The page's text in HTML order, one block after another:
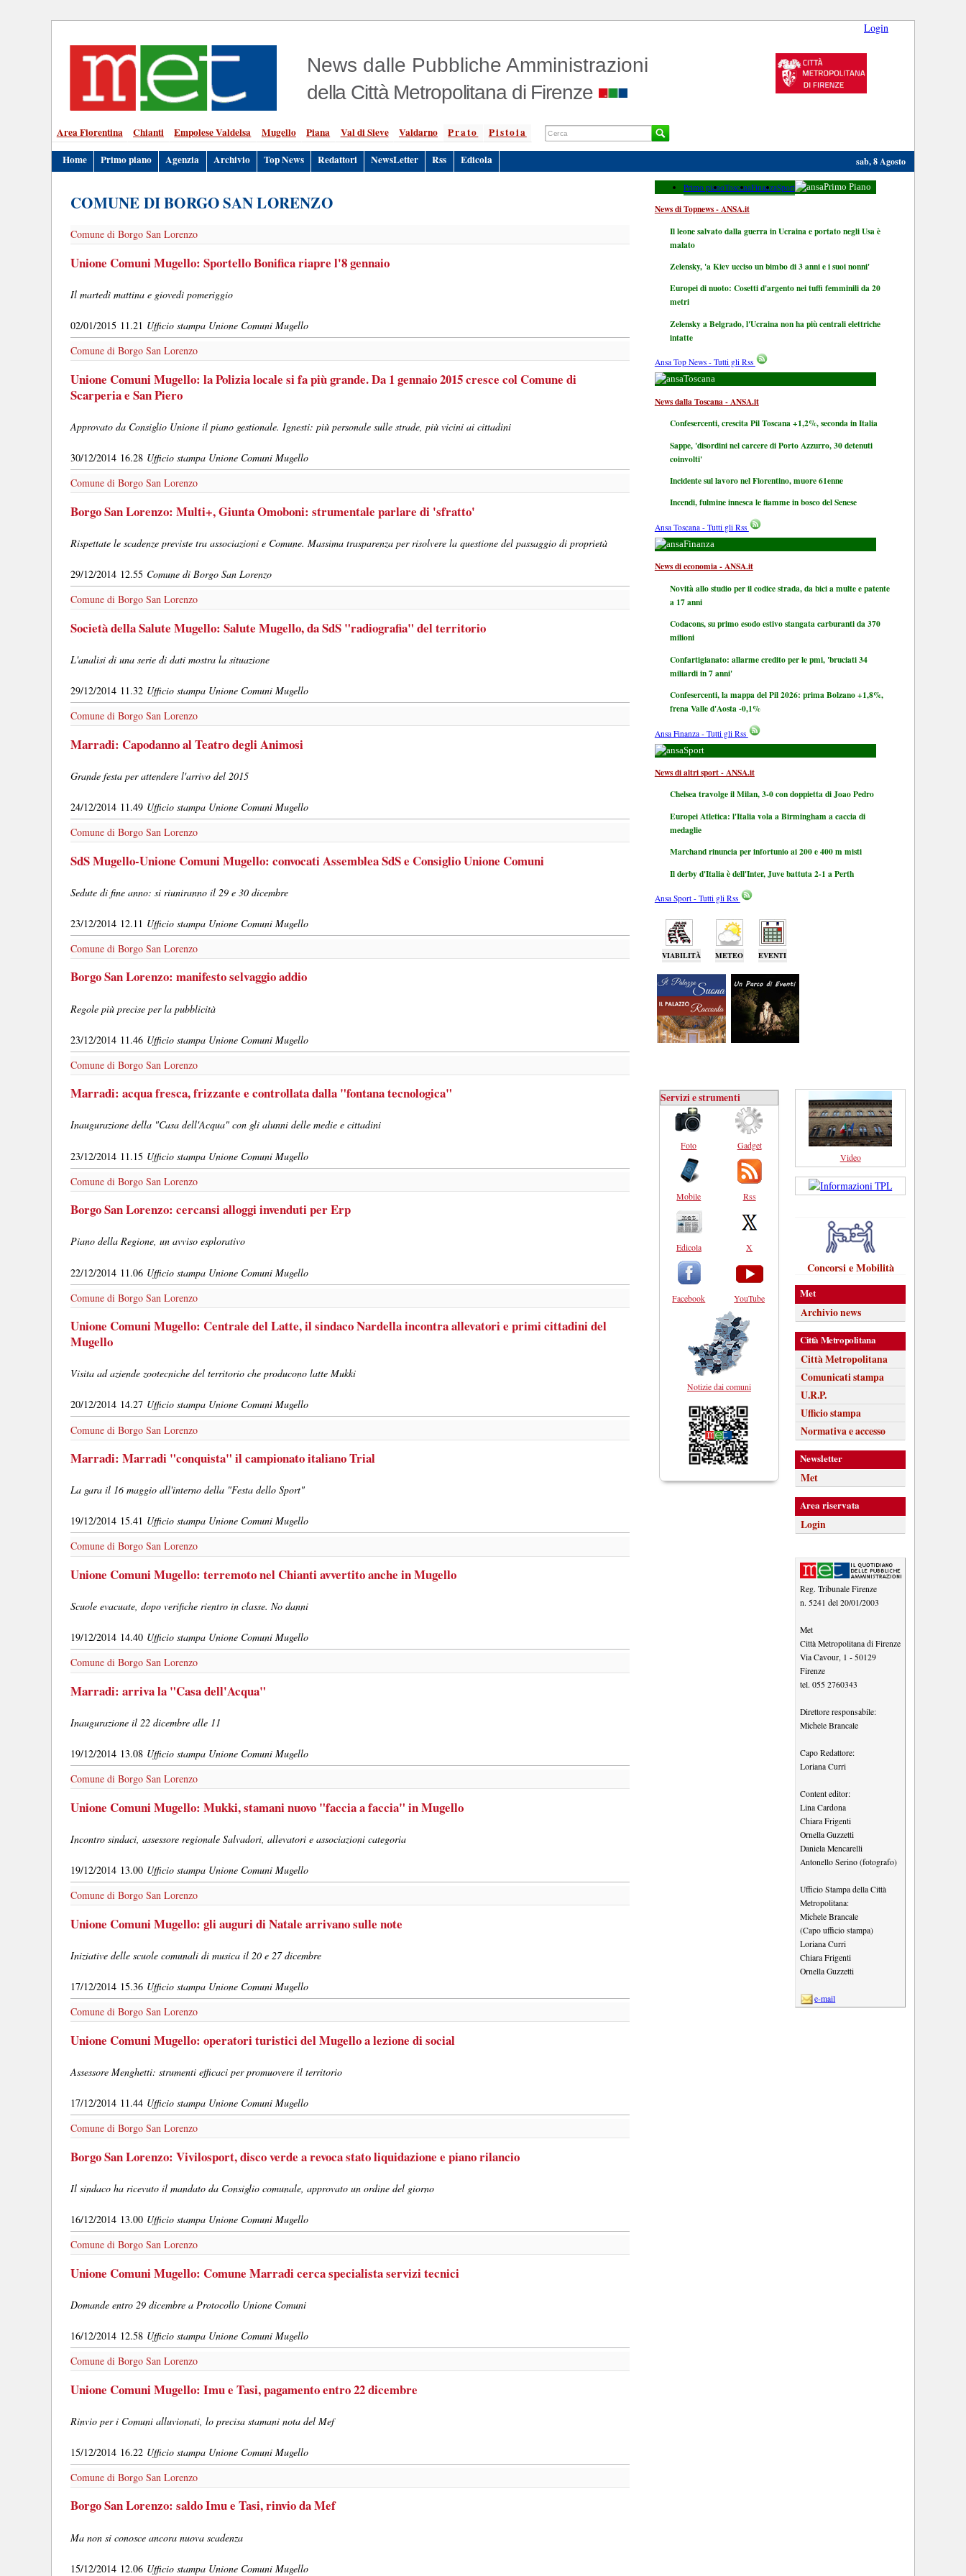
Login
News dalle Pubbliche Amministrazioni
della Città Metropolitana di Firenze
Area Fiorentina Chianti Empolese Valdelsa Mugello Piana Val di Sieve Valdarno Prato
Pistoia
Home
Primo piano Agenzia Archivio Top News Redattori NewsLetter Rss Edicola sab, 8 Agosto
COMUNE DI BORGO SAN LORENZO
Comune di Borgo San Lorenzo
Unione Comuni Mugello: Sportello Bonifica riapre l'8 gennaio
Il martedì mattina e giovedì pomeriggio
02/01/2015 11.21 Ufficio stampa Unione Comuni Mugello
Comune di Borgo San Lorenzo
Unione Comuni Mugello: la Polizia locale si fa più grande. Da 1 gennaio 2015 cresce col Comune di
Scarperia e San Piero
Approvato da Consiglio Unione il piano gestionale. Ignesti: più personale sulle strade, più vicini ai cittadini
30/12/2014 16.28 Ufficio stampa Unione Comuni Mugello
Comune di Borgo San Lorenzo
Borgo San Lorenzo: Multi+, Giunta Omoboni: strumentale parlare di 'sfratto'
Rispettate le scadenze previste tra associazioni e Comune. Massima trasparenza per risolvere la questione del passaggio di proprietà
29/12/2014 12.55 Comune di Borgo San Lorenzo
Comune di Borgo San Lorenzo
Società della Salute Mugello: Salute Mugello, da SdS "radiografia" del territorio
L'analisi di una serie di dati mostra la situazione
29/12/2014 11.32 Ufficio stampa Unione Comuni Mugello
Comune di Borgo San Lorenzo
Marradi: Capodanno al Teatro degli Animosi
Grande festa per attendere l'arrivo del 2015
24/12/2014 11.49 Ufficio stampa Unione Comuni Mugello
Comune di Borgo San Lorenzo
SdS Mugello-Unione Comuni Mugello: convocati Assemblea SdS e Consiglio Unione Comuni
Sedute di fine anno: si riuniranno il 29 e 30 dicembre
23/12/2014 12.11 Ufficio stampa Unione Comuni Mugello
Comune di Borgo San Lorenzo
Borgo San Lorenzo: manifesto selvaggio addio
Regole più precise per la pubblicità
23/12/2014 11.46 Ufficio stampa Unione Comuni Mugello
Comune di Borgo San Lorenzo
Marradi: acqua fresca, frizzante e controllata dalla "fontana tecnologica"
Inaugurazione della "Casa dell'Acqua" con gli alunni delle medie e cittadini
23/12/2014 11.15 Ufficio stampa Unione Comuni Mugello
Comune di Borgo San Lorenzo
Borgo San Lorenzo: cercansi alloggi invenduti per Erp
Piano della Regione, un avviso esplorativo
22/12/2014 11.06 Ufficio stampa Unione Comuni Mugello
Comune di Borgo San Lorenzo
Unione Comuni Mugello: Centrale del Latte, il sindaco Nardella incontra allevatori e primi cittadini del
Mugello
Visita ad aziende zootecniche del territorio che producono latte Mukki
20/12/2014 14.27 Ufficio stampa Unione Comuni Mugello
Comune di Borgo San Lorenzo
Marradi: Marradi "conquista" il campionato italiano Trial
La gara il 16 maggio all'interno della "Festa dello Sport"
19/12/2014 15.41 Ufficio stampa Unione Comuni Mugello
Comune di Borgo San Lorenzo
Unione Comuni Mugello: terremoto nel Chianti avvertito anche in Mugello
Scuole evacuate, dopo verifiche rientro in classe. No danni
19/12/2014 14.40 Ufficio stampa Unione Comuni Mugello
Comune di Borgo San Lorenzo
Marradi: arriva la "Casa dell'Acqua"
Inaugurazione il 22 dicembre alle 11
19/12/2014 13.08 Ufficio stampa Unione Comuni Mugello
Comune di Borgo San Lorenzo
Unione Comuni Mugello: Mukki, stamani nuovo "faccia a faccia" in Mugello
Incontro sindaci, assessore regionale Salvadori, allevatori e associazioni categoria
19/12/2014 13.00 Ufficio stampa Unione Comuni Mugello
Comune di Borgo San Lorenzo
Unione Comuni Mugello: gli auguri di Natale arrivano sulle note
Iniziative delle scuole comunali di musica il 20 e 27 dicembre
17/12/2014 15.36 Ufficio stampa Unione Comuni Mugello
Comune di Borgo San Lorenzo
Unione Comuni Mugello: operatori turistici del Mugello a lezione di social
Assessore Menghetti: strumenti efficaci per promuovere il territorio
17/12/2014 11.44 Ufficio stampa Unione Comuni Mugello
Comune di Borgo San Lorenzo
Borgo San Lorenzo: Vivilosport, disco verde a revoca stato liquidazione e piano rilancio
Il sindaco ha ricevuto il mandato da Consiglio comunale, approvato un ordine del giorno
16/12/2014 13.00 Ufficio stampa Unione Comuni Mugello
Comune di Borgo San Lorenzo
Unione Comuni Mugello: Comune Marradi cerca specialista servizi tecnici
Domande entro 29 dicembre a Protocollo Unione Comuni
16/12/2014 12.58 Ufficio stampa Unione Comuni Mugello
Comune di Borgo San Lorenzo
Unione Comuni Mugello: Imu e Tasi, pagamento entro 22 dicembre
Rinvio per i Comuni alluvionati, lo precisa stamani nota del Mef
15/12/2014 16.22 Ufficio stampa Unione Comuni Mugello
Comune di Borgo San Lorenzo
Borgo San Lorenzo: saldo Imu e Tasi, rinvio da Mef
Ma non si conosce ancora nuova scadenza
15/12/2014 12.06 Ufficio stampa Unione Comuni Mugello
Primo pianoToscanaFinanzaSport Primo Piano
News di Topnews - ANSA.it
Il leone salvato dalla guerra in Ucraina e portato negli Usa è
malato
Zelensky, 'a Kiev ucciso un bimbo di 3 anni e i suoi nonni'
Europei di nuoto: Cosetti d'argento nei tuffi femminili da 20
metri
Zelensky a Belgrado, l'Ucraina non ha più centrali elettriche
intatte
Ansa Top News - Tutti gli Rss
Toscana
News dalla Toscana - ANSA.it
Confesercenti, crescita Pil Toscana +1,2%, seconda in Italia
Sappe, 'disordini nel carcere di Porto Azzurro, 30 detenuti
coinvolti'
Incidente sul lavoro nel Fiorentino, muore 61enne
Incendi, fulmine innesca le fiamme in bosco del Senese
Ansa Toscana - Tutti gli Rss
Finanza
News di economia - ANSA.it
Novità allo studio per il codice strada, da bici a multe e patente
a 17 anni
Codacons, su primo esodo estivo stangata carburanti da 370
milioni
Confartigianato: allarme credito per le pmi, 'bruciati 34
miliardi in 7 anni'
Confesercenti, la mappa del Pil 2026: prima Bolzano +1,8%,
frena Valle d'Aosta -0,1%
Ansa Finanza - Tutti gli Rss
Sport
News di altri sport - ANSA.it
Chelsea travolge il Milan, 3-0 con doppietta di Joao Pedro
Europei Atletica: l'Italia vola a Birmingham a caccia di
medaglie
Marchand rinuncia per infortunio ai 200 e 400 m misti
Il derby d'Italia è dell'Inter, Juve battuta 2-1 a Perth
Ansa Sport - Tutti gli Rss
VIABILITÀ METEO EVENTI
Servizi e strumenti
Foto
Mobile
Edicola
Facebook
Gadget
Rss
X
YouTube
Notizie dai comuni
Video
Concorsi e Mobilità
Met
Archivio news
Città Metropolitana
Città Metropolitana
Comunicati stampa
U.R.P.
Ufficio stampa
Normativa e accesso
Newsletter
Met
Area riservata
Login
Reg. Tribunale Firenze
n. 5241 del 20/01/2003
Met
Città Metropolitana di Firenze
Via Cavour, 1 -50129
Firenze
tel.055 2760343
Direttore responsabile:
Michele Brancale
Capo Redattore:
Loriana Curri
Content editor:
Lina Cardona
Chiara Frigenti
Ornella Guzzetti
Daniela Mencarelli
Antonello Serino (fotografo)
Ufficio Stampa della Città
Metropolitana:
Michele Brancale
(Capo ufficio stampa)
Loriana Curri
Chiara Frigenti
Ornella Guzzetti
e-mail